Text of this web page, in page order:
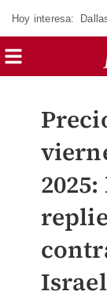
Hoy interesa:
Israel